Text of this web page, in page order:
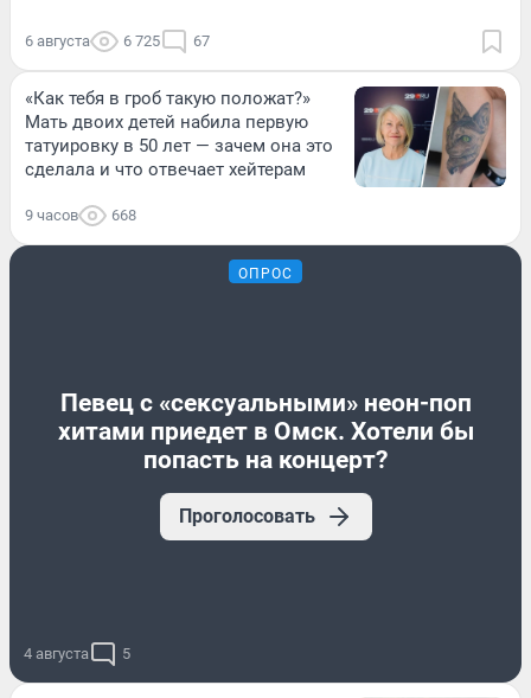
6 августа 6 725 67
«Как тебя в гроб такую положат?»
Мать двоих детей набила первую
татуировку в 50 лет — зачем она это
сделала и что отвечает хейтерам
9 часов 668
ОПРОС
Певец с «сексуальными» неон-поп
хитами приедет в Омск. Хотели бы
попасть на концерт?
Проголосовать
4 августа 5